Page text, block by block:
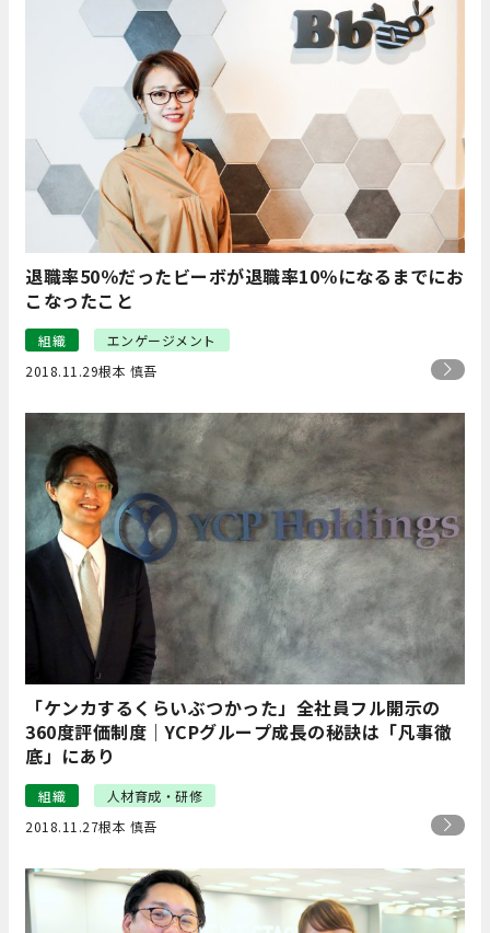
退職率50％だったビーボが退職率10％になるまでにお
こなったこと
組織
エンゲージメント
2018.11.29根本 慎吾
「ケンカするくらいぶつかった」全社員フル開示の
360度評価制度｜YCPグループ成長の秘訣は「凡事徹
底」にあり
組織
人材育成・研修
2018.11.27根本 慎吾